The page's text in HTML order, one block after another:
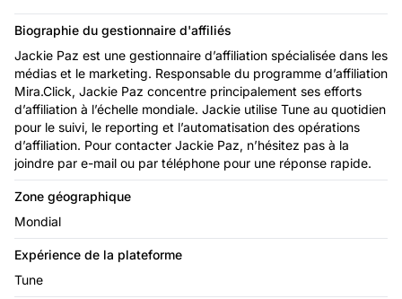
Biographie du gestionnaire d'affiliés
Jackie Paz est une gestionnaire d’affiliation spécialisée dans les
médias et le marketing. Responsable du programme d’affiliation
Mira.Click, Jackie Paz concentre principalement ses efforts
d’affiliation à l’échelle mondiale. Jackie utilise Tune au quotidien
pour le suivi, le reporting et l’automatisation des opérations
d’affiliation. Pour contacter Jackie Paz, n’hésitez pas à la
joindre par e-mail ou par téléphone pour une réponse rapide.
Zone géographique
Mondial
Expérience de la plateforme
Tune